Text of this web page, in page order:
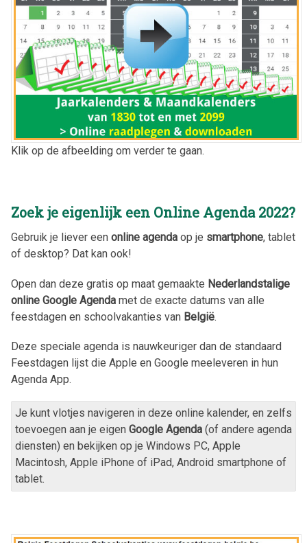
Klik op de afbeelding om verder te gaan.
Zoek je eigenlijk een Online Agenda2022?
Gebruik je liever een online agenda op je smartphone, tablet
of desktop? Dat kan ook!
Open dan deze gratis op maat gemaakte Nederlandstalige
online Google Agenda met de exacte datums van alle
feestdagen en schoolvakanties van België.
Deze speciale agenda is nauwkeuriger dan de standaard
Feestdagen lijst die Apple en Google meeleveren in hun
Agenda App.
Je kunt vlotjes navigeren in deze online kalender, en zelfs
toevoegen aan je eigen Google Agenda (of andere agenda
diensten) en bekijken op je Windows PC, Apple
Macintosh, Apple iPhone of iPad, Android smartphone of
tablet.